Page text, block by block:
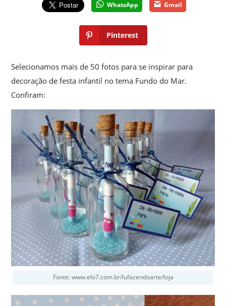
WhatsApp Gmail
Pinterest
Selecionamos mais de 50 fotos para se inspirar para
decoração de festa infantil no tema Fundo do Mar.
Confiram:
Fonte: www.elo7.com.br/lufazendoarte/loja